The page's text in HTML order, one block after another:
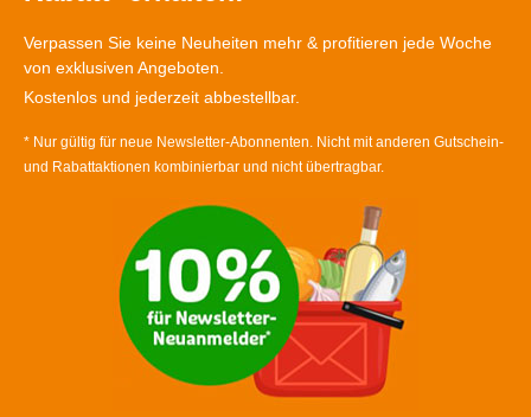
Verpassen Sie keine Neuheiten mehr & profitieren jede Woche
von exklusiven Angeboten.
Kostenlos und jederzeit abbestellbar.
* Nur gültig für neue Newsletter-Abonnenten. Nicht mit anderen Gutschein-
und Rabattaktionen kombinierbar und nicht übertragbar.